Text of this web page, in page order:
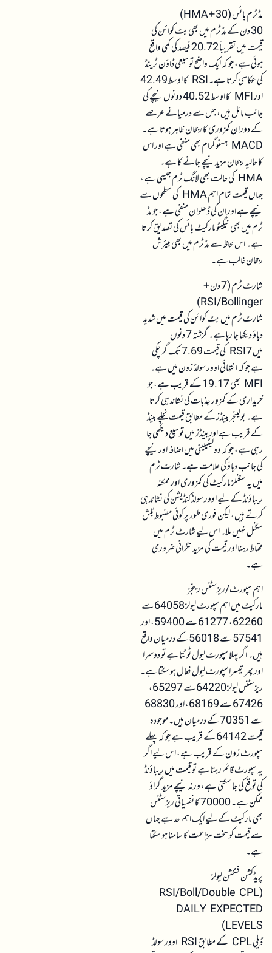
مڈ ٹرم بائس (30 + HMA)
30 دن کے مڈ ٹرم میں بھی بٹ کوائن کی
قیمت میں تقریباً 20.72 فیصد کی کمی واقع
ہوئی ہے، جو کہ ایک واضح توسیعی ڈاؤن ٹرینڈ
کی عکاسی کرتا ہے۔ RSI کا اوسط 42.49
اور MFI کا اوسط 40.52 دونوں نیچے کی
جانب مائل ہیں، جس سے درمیانے عرصے
کے دوران کمزوری کا رجحان ظاہر ہوتا ہے۔
MACD ہسٹوگرام بھی منفی ہے اور اس
کا حالیہ رجحان مزید نیچے جانے کا ہے۔
HMA کی حالت بھی لانگ ٹرم جیسی ہے،
جہاں قیمت تمام اہم HMA کی سطحوں سے
نیچے ہے اور ان کی ڈھلوان منفی ہے، جو مڈ
ٹرم میں بھی نیگیٹو مارکیٹ بائس کی تصدیق کرتا
ہے۔ اس لحاظ سے مڈ ٹرم میں بھی بیئرش
رجحان غالب ہے۔
شارٹ ٹرم (7 دن +
RSI/Bollinger)
شارٹ ٹرم میں بٹ کوائن کی قیمت میں شدید
دباؤ دیکھا جا رہا ہے۔ گزشتہ 7 دنوں
میں RSI7 کی قیمت 7.69 تک گر چکی
ہے جو کہ انتہائی اوور سولڈ زون میں ہے۔
MFI بھی 19.17 کے قریب ہے، جو
خریداری کے کمزور جذبات کی نشاندہی کرتا
ہے۔ بولینجر بینڈز کے مطابق قیمت نچلے بینڈ
کے قریب ہے اور بینڈز میں توسیع دیکھی جا
رہی ہے، جو کہ وولیٹیلیٹی میں اضافہ اور نیچے
کی جانب دباؤ کی علامت ہے۔ شارٹ ٹرم
میں یہ سگنلز مارکیٹ کی کمزوری اور ممکنہ
ریباؤنڈ کے لیے اوور سولڈ کنڈیشن کی نشاندہی
کرتے ہیں، لیکن فوری طور پر کوئی مضبوط بُلش
سگنل نہیں ملا۔ اس لیے شارٹ ٹرم میں
محتاط رہنا اور قیمت کی مزید نگرانی ضروری
ہے۔
اہم سپورٹ/ریزسٹنس رینجز
مارکیٹ میں اہم سپورٹ لیولز 64058 سے
62260، 61277 سے 59400، اور
57541 سے 56018 کے درمیان واقع
ہیں۔ اگر پہلا سپورٹ لیول ٹوٹتا ہے تو دوسرا
اور پھر تیسرا سپورٹ لیول فعال ہو سکتا ہے۔
ریزسٹنس لیولز 64220 سے 65297،
67426 سے 68169، اور 68830
سے 70351 کے درمیان ہیں۔ موجودہ
قیمت 64142 کے قریب ہے جو کہ پہلے
سپورٹ زون کے قریب ہے، اس لیے اگر
یہ سپورٹ قائم رہتا ہے تو قیمت میں ریباؤنڈ
کی توقع کی جا سکتی ہے، ورنہ نیچے مزید گراؤ
ممکن ہے۔ 70000 کا نفسیاتی ریزسٹنس
بھی مارکیٹ کے لیے ایک اہم حد ہے جہاں
سے قیمت کو سخت مزاحمت کا سامنا ہو سکتا
ہے۔
پریڈکشن فنکشن لیولز
(RSI/Boll/Double CPL
DAILY EXPECTED
LEVELS)
ڈیلی CPL کے مطابق RSI اوور سولڈ